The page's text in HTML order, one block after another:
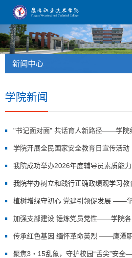
新闻中心
学院新闻
"书记面对面" 共话育人新路径——学院
主任）座谈会
学院开展全民国家安全教育日宣传活动
我院成功举办2026年度辅导员素质能
我院举办树立和践行正确政绩观学习教
植树增绿守初心 党建引领促发展 ——
党日活动
加强支部建设 锤炼党员党性——学院
年度组织生活会和民主评议党员工作
传承红色基因 缅怀革命英烈 ——鹰潭
党日活动
聚焦3・15乱象，守护校园“舌尖”安